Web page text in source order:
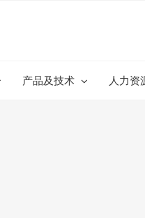
产品及技术 人力资